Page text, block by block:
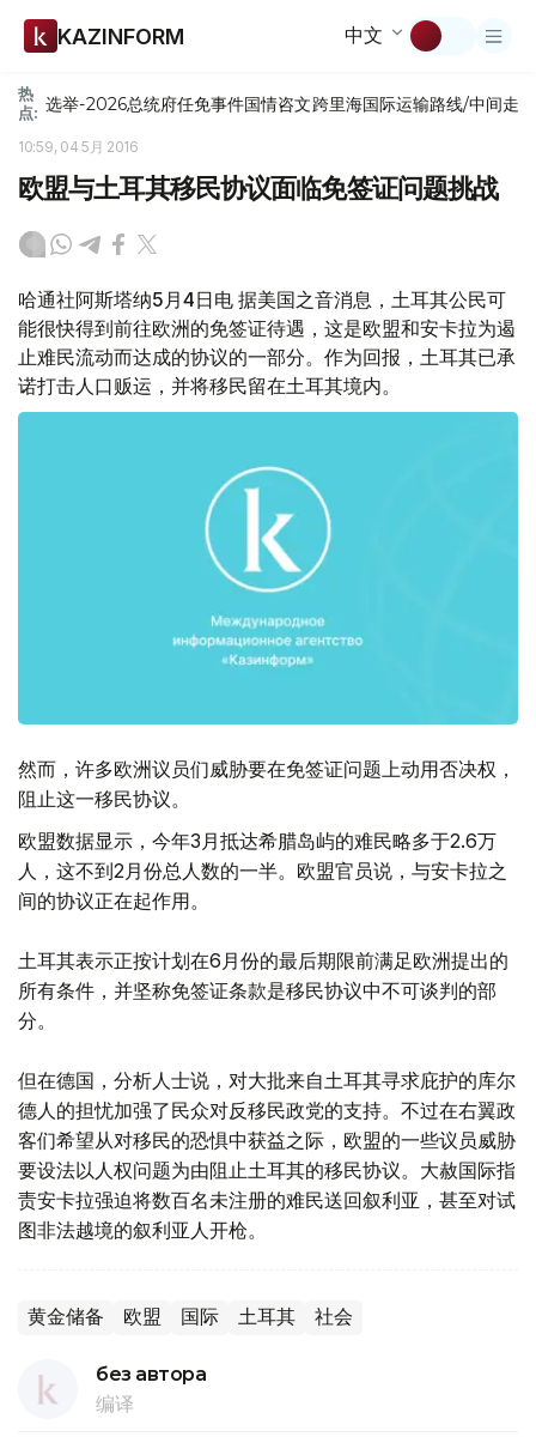
KAZINFORM 中文
热
点: 选举-2026总统府任免事件国情咨文跨里海国际运输路线/中间走廊
10:59, 04 5月 2016
欧盟与土耳其移民协议面临免签证问题挑战
哈通社阿斯塔纳5月4日电 据美国之音消息，土耳其公民可
能很快得到前往欧洲的免签证待遇，这是欧盟和安卡拉为遏
止难民流动而达成的协议的一部分。作为回报，土耳其已承
诺打击人口贩运，并将移民留在土耳其境内。
然而，许多欧洲议员们威胁要在免签证问题上动用否决权，
阻止这一移民协议。
欧盟数据显示，今年3月抵达希腊岛屿的难民略多于2.6万
人，这不到2月份总人数的一半。欧盟官员说，与安卡拉之
间的协议正在起作用。
土耳其表示正按计划在6月份的最后期限前满足欧洲提出的
所有条件，并坚称免签证条款是移民协议中不可谈判的部
分。
但在德国，分析人士说，对大批来自土耳其寻求庇护的库尔
德人的担忧加强了民众对反移民政党的支持。不过在右翼政
客们希望从对移民的恐惧中获益之际，欧盟的一些议员威胁
要设法以人权问题为由阻止土耳其的移民协议。大赦国际指
责安卡拉强迫将数百名未注册的难民送回叙利亚，甚至对试
图非法越境的叙利亚人开枪。
黄金储备 欧盟 国际 土耳其 社会
без автора
编译